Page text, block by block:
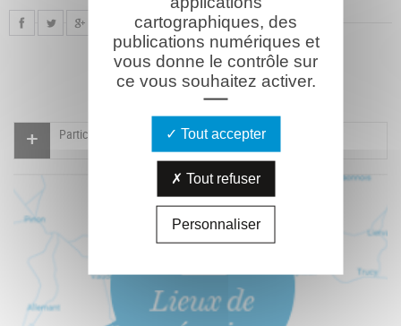
Participer à l'indexation du Mémorial virtuel
cartographiques, des
publications numériques et
vous donne le contrôle sur
ce vous souhaitez activer.
Tout accepter
Tout refuser
Personnaliser